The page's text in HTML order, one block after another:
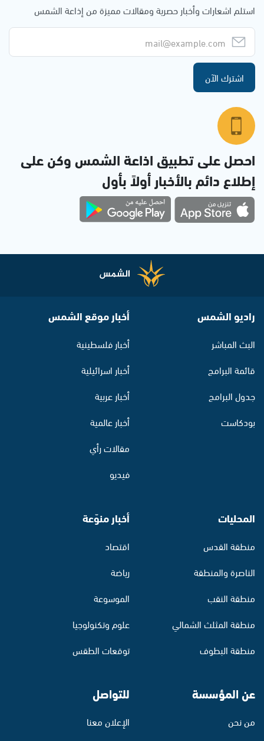
استلم اشعارات وأخبار حصرية ومقالات مميزة من إذاعة الشمس
اشترك الآن
احصل على تطبيق اذاعة الشمس وكن على
إطلاع دائم بالأخبار أولاً بأول
راديو الشمس
البث المباشر
قائمة البرامج
جدول البرامج
بودكاست
أخبار موقع الشمس
أخبار فلسطينية
أخبار اسرائيلية
أخبار عربية
أخبار عالمية
مقالات رأي
فيديو
المحليات
منطقة القدس
الناصرة والمنطقة
منطقة النقب
منطقة المثلث الشمالي
منطقة البطوف
أخبار منوّعة
اقتصاد
رياضة
الموسوعة
علوم وتكنولوجيا
توقعات الطقس
عن المؤسسة
من نحن
للتواصل
الإعلان معنا